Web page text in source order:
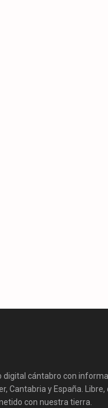
digital cántabro con
Cantabria y España. Libre,
con nuestra tierra.